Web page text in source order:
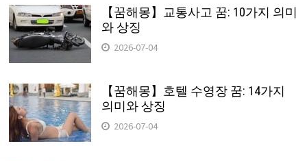
【꿈해몽】교통사고 꿈: 10가지 의미
와 상징
2026-07-04
【꿈해몽】호텔 수영장 꿈: 14가지
의미와 상징
2026-07-04